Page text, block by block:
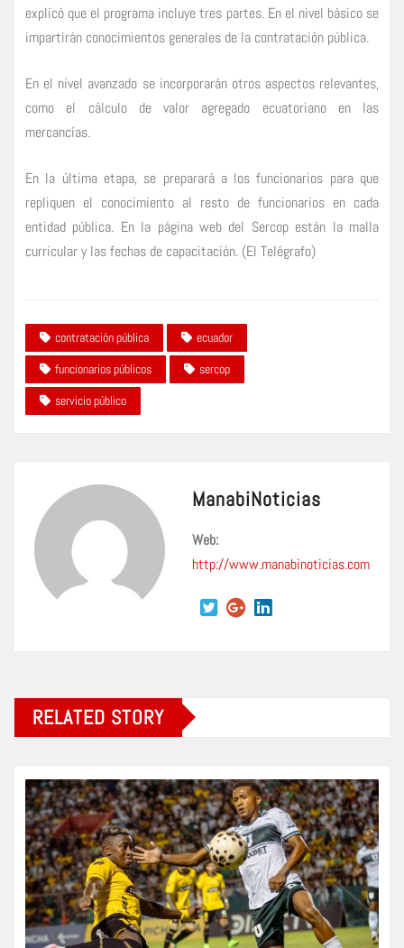
explicó que el programa incluye tres partes. En el nivel básico se
impartirán conocimientos generales de la contratación pública.
En el nivel avanzado se incorporarán otros aspectos relevantes,
como el cálculo de valor agregado ecuatoriano en las
mercancías.
En la última etapa, se preparará a los funcionarios para que
repliquen el conocimiento al resto de funcionarios en cada
entidad pública. En la página web del Sercop están la malla
curricular y las fechas de capacitación. (El Telégrafo)
contratación pública
ecuador
funcionarios públicos
sercop
servicio público
ManabiNoticias
Web:
http://www.manabinoticias.com
RELATED STORY